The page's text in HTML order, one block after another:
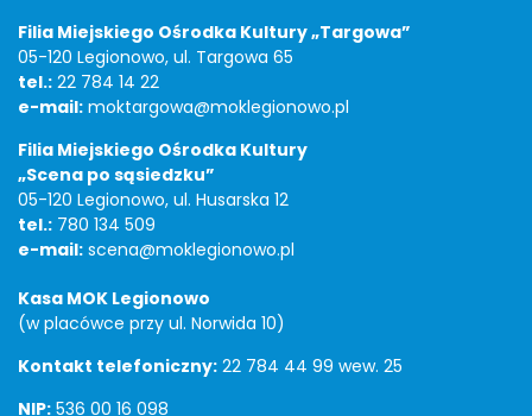
Filia Miejskiego Ośrodka Kultury „Targowa”
05-120 Legionowo, ul. Targowa 65
tel.: 22 784 14 22
e-mail: moktargowa@moklegionowo.pl
Filia Miejskiego Ośrodka Kultury
„Scena po sąsiedzku”
05-120 Legionowo, ul. Husarska 12
tel.: 780 134 509
e-mail: scena@moklegionowo.pl
Kasa MOK Legionowo
(w placówce przy ul. Norwida 10)
Kontakt telefoniczny: 22 784 44 99 wew. 25
NIP: 536 00 16 098